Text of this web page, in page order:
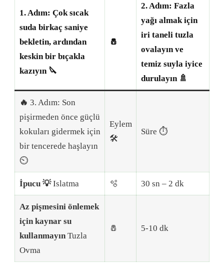
1. Adım: Çok sıcak
suda birkaç saniye
bekletin, ardından
keskin bir bıçakla
kazıyın 🔪
🧂
2. Adım: Fazla
yağı almak için
iri taneli tuzla
ovalayın ve
temiz suyla iyice
durulayın 🚿
🔥 3. Adım: Son
pişirmeden önce güçlü
kokuları gidermek için
bir tencerede haşlayın
⏲️
Eylem
🛠️
Süre ⏱️
İpucu 💡Islatma 🫧 30 sn – 2 dk
Az pişmesini önlemek
için kaynar su
kullanmayınTuzla
Ovma
🧂 5-10 dk